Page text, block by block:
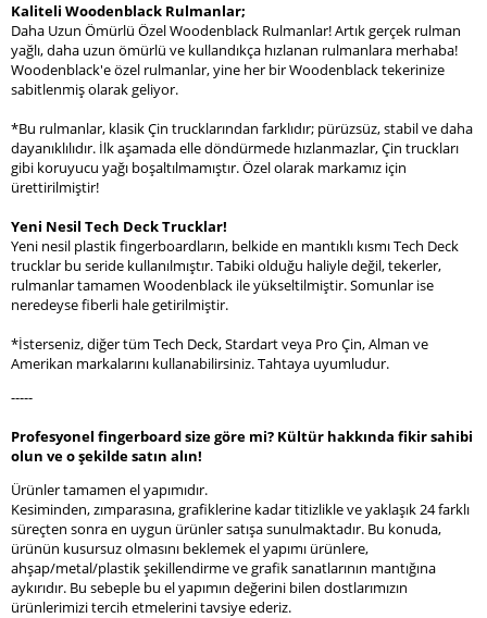
Kaliteli Woodenblack Rulmanlar;
Daha Uzun Ömürlü Özel Woodenblack Rulmanlar! Artık gerçek rulman
yağlı, daha uzun ömürlü ve kullandıkça hızlanan rulmanlara merhaba!
Woodenblack'e özel rulmanlar, yine her bir Woodenblack tekerinize
sabitlenmiş olarak geliyor.
*Bu rulmanlar, klasik Çin trucklarından farklıdır; pürüzsüz, stabil ve daha
dayanıklılıdır. İlk aşamada elle döndürmede hızlanmazlar, Çin truckları
gibi koruyucu yağı boşaltılmamıştır. Özel olarak markamız için
ürettirilmiştir!
Yeni Nesil Tech Deck Trucklar!
Yeni nesil plastik fingerboardların, belkide en mantıklı kısmı Tech Deck
trucklar bu seride kullanılmıştır. Tabiki olduğu haliyle değil, tekerler,
rulmanlar tamamen Woodenblack ile yükseltilmiştir. Somunlar ise
neredeyse fiberli hale getirilmiştir.
*İsterseniz, diğer tüm Tech Deck, Stardart veya Pro Çin, Alman ve
Amerikan markalarını kullanabilirsiniz. Tahtaya uyumludur.
-----
Profesyonel fingerboard size göre mi? Kültür hakkında fikir sahibi
olun ve o şekilde satın alın!
Ürünler tamamen el yapımıdır.
Kesiminden, zımparasına, grafiklerine kadar titizlikle ve yaklaşık 24 farklı
süreçten sonra en uygun ürünler satışa sunulmaktadır. Bu konuda,
ürünün kusursuz olmasını beklemek el yapımı ürünlere,
ahşap/metal/plastik şekillendirme ve grafik sanatlarının mantığına
aykırıdır. Bu sebeple bu el yapımın değerini bilen dostlarımızın
ürünlerimizi tercih etmelerini tavsiye ederiz.